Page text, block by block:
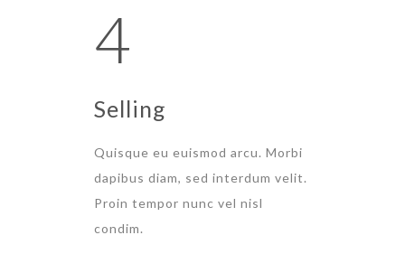
4
Selling
Quisque eu euismod arcu. Morbi
dapibus diam, sed interdum velit.
Proin tempor nunc vel nisl
condim.